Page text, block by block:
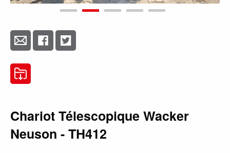
Chariot Télescopique Wacker
Neuson - TH412